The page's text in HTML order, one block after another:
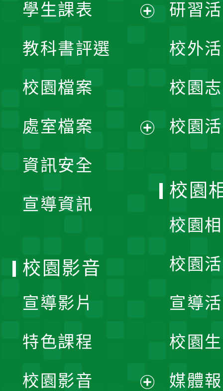
學生課表
單
教科書評選
校園檔案
處室檔案
資訊安全
宣導資訊
研習
校外
校園
校園
校園
校園
校園
宣導
校園
媒體
校園影音
宣導影片
特色課程
校園影音